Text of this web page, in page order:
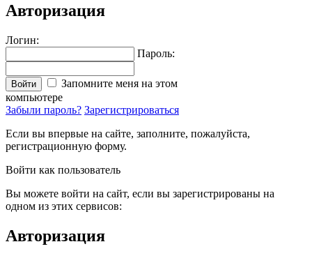
Авторизация
Логин:
Пароль:
Войти
Запомните меня на этом
компьютере
Забыли пароль? Зарегистрироваться
Если вы впервые на сайте, заполните, пожалуйста,
регистрационную форму.
Войти как пользователь
Вы можете войти на сайт, если вы зарегистрированы на
одном из этих сервисов:
Авторизация